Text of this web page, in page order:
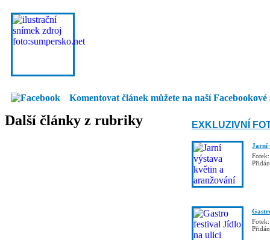
Komentovat článek můžete na naší Facebookové
Další články z rubriky EXKLUZIVNÍ
Jarní